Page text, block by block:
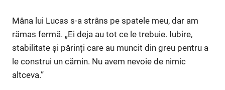
Mâna lui Lucas s-a strâns pe spatele meu, dar am
rămas fermă. „Ei deja au tot ce le trebuie. Iubire,
stabilitate și părinți care au muncit din greu pentru a
le construi un cămin. Nu avem nevoie de nimic
altceva.”